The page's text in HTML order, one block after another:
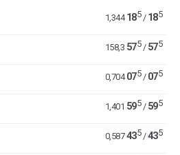
1,344 185/ 185
158,3 575/ 575
0,704 075/ 075
1,401 595/ 595
0,587 435/435